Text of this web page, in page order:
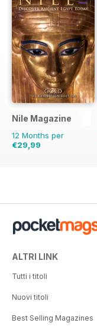
Nile Magazine
12 Months per
€29,99
ALTRI LINK
Tutti i titoli
Nuovi titoli
Best Selling Magazines